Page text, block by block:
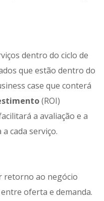
dentro do ciclo de
que estão dentro do
case que conterá
(ROI)
a avaliação e a
cada serviço.
retorno ao negócio
oferta e demanda.